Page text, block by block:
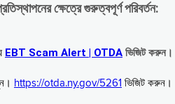
ক্ষেত্রে গুরুত্বপূর্ণ পরিবর্তন:
EBT Scam Alert | OTDA ভিজিট করুন।
https://otda.ny.gov/5261 ভিজিট করুন।